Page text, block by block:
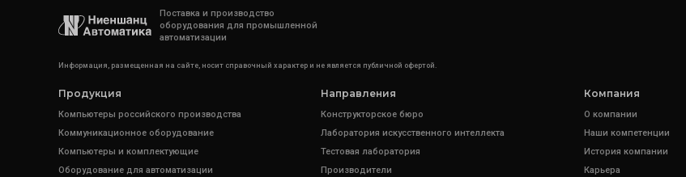
Поставка и производство
оборудования для промышленной
автоматизации
Информация, размещенная на сайте, носит справочный характер и не является публичной офертой.
Продукция
Компьютеры российского производства
Коммуникационное оборудование
Компьютеры и комплектующие
Оборудование для автоматизации
Направления
Конструкторское бюро
Лаборатория искусственного интеллекта
Тестовая лаборатория
Производители
Компания
О компании
Наши компетенции
История компании
Карьера